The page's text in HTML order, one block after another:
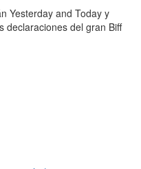
Yesterday and Today y
declaraciones del gran Biff